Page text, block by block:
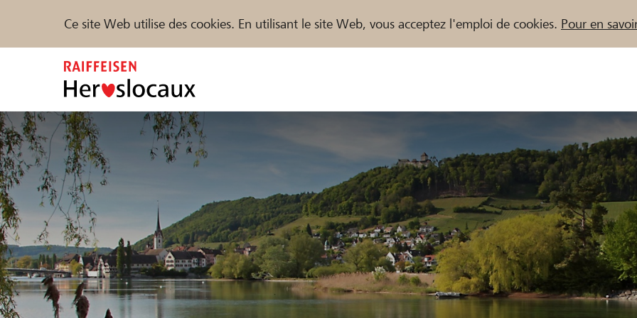
Ce site Web utilise des cookies. En utilisant le site Web, vous acceptez l'emploi de cookies. Pour en
Parrainer Soutien & assistance
Trouvez des projets et des organisations
DE FR IT